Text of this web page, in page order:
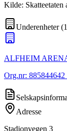
Kilde: Skatteetaten
Underenheter(1
ALFHEIM
Org.nr: 885844642
Adresse
Stadionvegen 3